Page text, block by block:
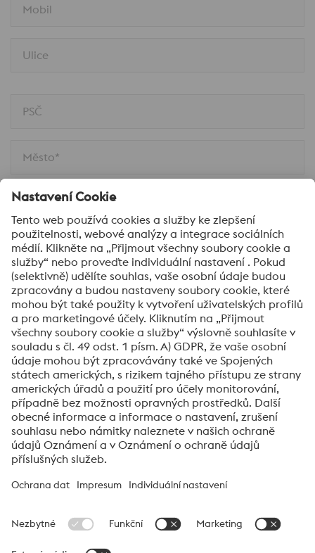
Mobil
Ulice
PSČ
Město*
Komentář*
Ano, zajímají mne aktuality z oblasti zpracování
oceli.
Odeslat
Ověření proti robotům
Klikněte pro ověření
Captcha ⇗
voestalpine High Performance Metals CZ s.r.o. představuje
Performance Metals, s působností pro Českou republiku . Divize
se zaměřuje na technologicky náročné segmenty výrobků a je
světovým lídrem v oblasti nástrojové oceli a dalších speciálních